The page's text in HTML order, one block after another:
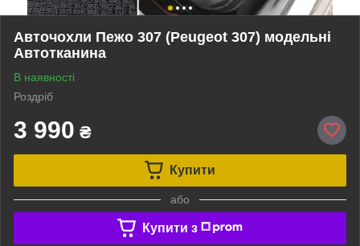
Авточохли Пежо 307 (Peugeot 307) модельні
Автотканина
В наявності
Роздріб
3 990 ₴
Купити
або
Купити з